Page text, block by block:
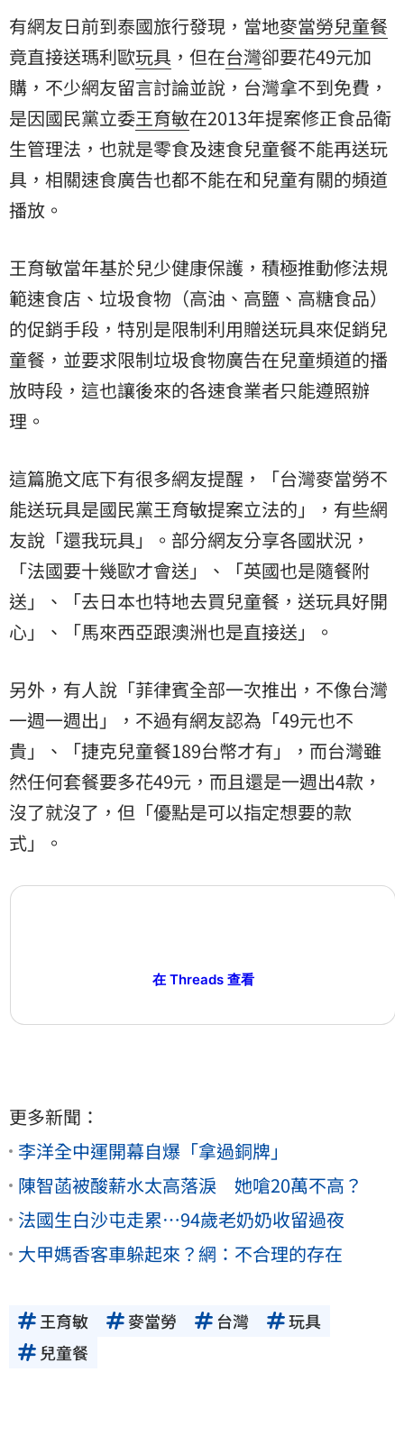
有網友日前到泰國旅行發現，當地麥當勞兒童餐
竟直接送瑪利歐玩具 ，但在台灣卻要花49元加
購，不少網友留言討論並說，台灣拿不到免費，
是因國民黨立委王育敏在2013年提案修正食品衛
生管理法，也就是零食及速食兒童餐不能再送玩
具，相關速食廣告也都不能在和兒童有關的頻道
播放。
王育敏當年基於兒少健康保護，積極推動修法規
範速食店、垃圾食物（高油、高鹽、高糖食品）
的促銷手段，特別是限制利用贈送玩具來促銷兒
童餐，並要求限制垃圾食物廣告在兒童頻道的播
放時段，這也讓後來的各速食業者只能遵照辦
理。
這篇脆文底下有很多網友提醒，「台灣麥當勞不
能送玩具是國民黨王育敏提案立法的」，有些網
友說「還我玩具」。部分網友分享各國狀況，
「法國要十幾歐才會送」、「英國也是隨餐附
送」、「去日本也特地去買兒童餐，送玩具好開
心」、「馬來西亞跟澳洲也是直接送」。
另外，有人說「菲律賓全部一次推出，不像台灣
一週一週出」，不過有網友認為「49元也不
貴」、「捷克兒童餐189台幣才有」，而台灣雖
然任何套餐要多花49元，而且還是一週出4款，
沒了就沒了，但「優點是可以指定想要的款
式」。
在 Threads 查看
更多新聞：
李洋全中運開幕自爆「拿過銅牌」
陳智菡被酸薪水太高落淚 她嗆20萬不高？
法國生白沙屯走累…94歲老奶奶收留過夜
大甲媽香客車躲起來？網：不合理的存在
王育敏 麥當勞 台灣
玩具
兒童餐